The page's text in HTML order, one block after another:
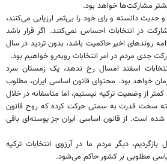
و حدیث دانسته و رای خود را بی‌ثمر ارزیابی می‌کنند،
در انتخابات احساس نمی‌کنند. اگر قرار باشد
روندهای اخیر حاکمیت باشد، بدون تردید در سال
اسفند امسال رخ ندهد، یک زمستان سرد
خواهد بود. محتوای قانون اساسی ایران، مطلوب
از وضعیت ترکیه نیستیم، اما متاسفانه در خلال
سخت قدرت به سمتی حرکت کرده که روح قانون
شده است. از قانون اساسی ایران جز پوسته‌ای باقی
دیگر مردم ما در آرزوی انتخابات ترکیه
مطلوبی بر کشور حاکم می‌شود.